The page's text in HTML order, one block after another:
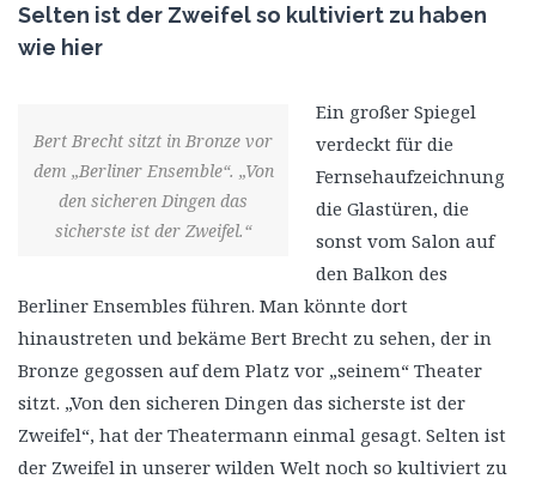
Selten ist der Zweifel so kultiviert zu haben
wie hier
Bert Brecht sitzt in Bronze vor
dem „Berliner Ensemble“. „Von
den sicheren Dingen das
sicherste ist der Zweifel.“
Ein großer Spiegel
verdeckt für die
Fernsehaufzeichnung
die Glastüren, die
sonst vom Salon auf
den Balkon des
Berliner Ensembles führen. Man könnte dort
hinaustreten und bekäme Bert Brecht zu sehen, der in
Bronze gegossen auf dem Platz vor „seinem“ Theater
sitzt. „Von den sicheren Dingen das sicherste ist der
Zweifel“, hat der Theatermann einmal gesagt. Selten ist
der Zweifel in unserer wilden Welt noch so kultiviert zu